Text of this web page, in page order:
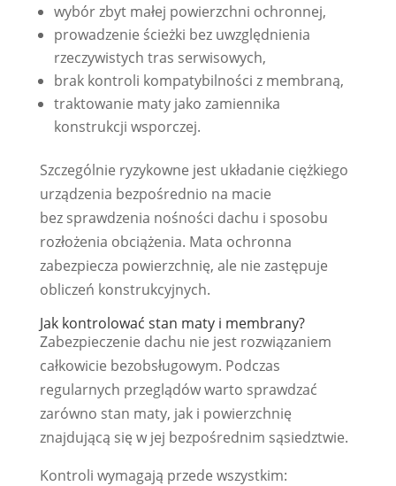
wybór zbyt małej powierzchni ochronnej,
prowadzenie ścieżki bez uwzględnienia
rzeczywistych tras serwisowych,
brak kontroli kompatybilności z membraną,
traktowanie maty jako zamiennika
konstrukcji wsporczej.
Szczególnie ryzykowne jest układanie ciężkiego
urządzenia bezpośrednio na macie
bez sprawdzenia nośności dachu i sposobu
rozłożenia obciążenia. Mata ochronna
zabezpiecza powierzchnię, ale nie zastępuje
obliczeń konstrukcyjnych.
Jak kontrolować stan maty i membrany?
Zabezpieczenie dachu nie jest rozwiązaniem
całkowicie bezobsługowym. Podczas
regularnych przeglądów warto sprawdzać
zarówno stan maty, jak i powierzchnię
znajdującą się w jej bezpośrednim sąsiedztwie.
Kontroli wymagają przede wszystkim: